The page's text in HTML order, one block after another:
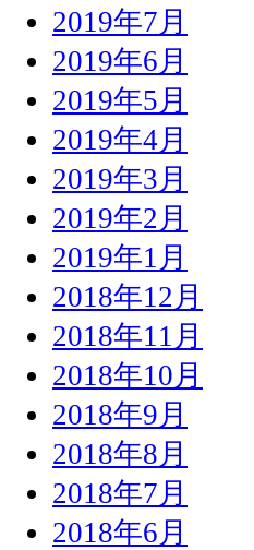
2019年7月
2019年6月
2019年5月
2019年4月
2019年3月
2019年2月
2019年1月
2018年12月
2018年11月
2018年10月
2018年9月
2018年8月
2018年7月
2018年6月